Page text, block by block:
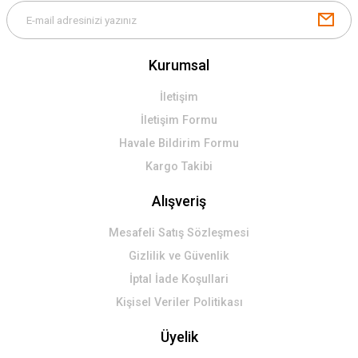
Kurumsal
İletişim
İletişim Formu
Havale Bildirim Formu
Kargo Takibi
Alışveriş
Mesafeli Satış Sözleşmesi
Gizlilik ve Güvenlik
İptal İade Koşullari
Kişisel Veriler Politikası
Üyelik